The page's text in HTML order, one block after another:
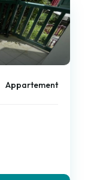
Appartement